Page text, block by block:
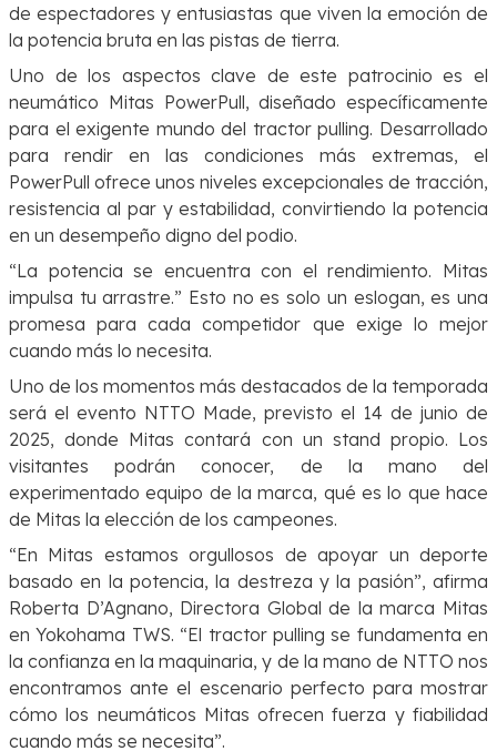
de espectadores y entusiastas que viven la emoción de
la potencia bruta en las pistas de tierra.
Uno de los aspectos clave de este patrocinio es el
neumático Mitas PowerPull, diseñado específicamente
para el exigente mundo del tractor pulling. Desarrollado
para rendir en las condiciones más extremas, el
PowerPull ofrece unos niveles excepcionales de tracción,
resistencia al par y estabilidad, convirtiendo la potencia
en un desempeño digno del podio.
“La potencia se encuentra con el rendimiento. Mitas
impulsa tu arrastre.” Esto no es solo un eslogan, es una
promesa para cada competidor que exige lo mejor
cuando más lo necesita.
Uno de los momentos más destacados de la temporada
será el evento NTTO Made, previsto el 14 de junio de
2025, donde Mitas contará con un stand propio. Los
visitantes podrán conocer, de la mano del
experimentado equipo de la marca, qué es lo que hace
de Mitas la elección de los campeones.
“En Mitas estamos orgullosos de apoyar un deporte
basado en la potencia, la destreza y la pasión”, afirma
Roberta D’Agnano, Directora Global de la marca Mitas
en Yokohama TWS. “El tractor pulling se fundamenta en
la confianza en la maquinaria, y de la mano de NTTO nos
encontramos ante el escenario perfecto para mostrar
cómo los neumáticos Mitas ofrecen fuerza y fiabilidad
cuando más se necesita”.